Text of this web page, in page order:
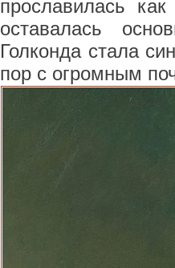
прославилась
оставалась
Голконда стала
пор с огромным